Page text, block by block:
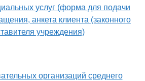
услуг (форма для подачи
анкета клиента (законного
учреждения)
организаций среднего